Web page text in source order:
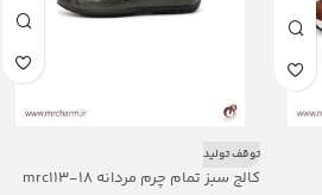
توقف تولید
کالج سبز تمام چرم مردانه mrc113-18